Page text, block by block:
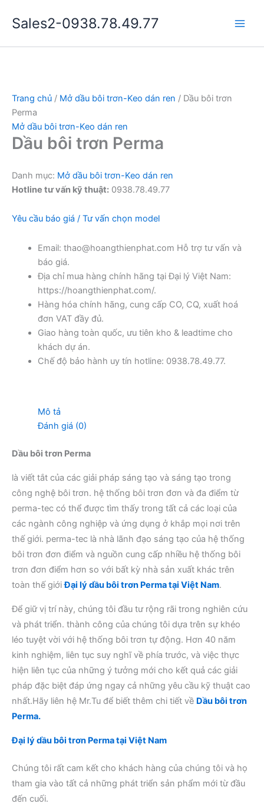
dung
Sales2-0938.78.49.77
Trang chủ / Mở dầu bôi trơn-Keo dán ren / Dầu bôi trơn
Perma
Mở dầu bôi trơn-Keo dán ren
Dầu bôi trơn Perma
Danh mục: Mở dầu bôi trơn-Keo dán ren
Hotline tư vấn kỹ thuật: 0938.78.49.77
Yêu cầu báo giá / Tư vấn chọn model
Email: thao@hoangthienphat.com Hỗ trợ tư vấn và
báo giá.
Địa chỉ mua hàng chính hãng tại Đại lý Việt Nam:
https://hoangthienphat.com/.
Hàng hóa chính hãng, cung cấp CO, CQ, xuất hoá
đơn VAT đầy đủ.
Giao hàng toàn quốc, ưu tiên kho & leadtime cho
khách dự án.
Chế độ bảo hành uy tín hotline: 0938.78.49.77.
Mô tả
Đánh giá (0)
Dầu bôi trơn Perma
là viết tắt của các giải pháp sáng tạo và sáng tạo trong
công nghệ bôi trơn. hệ thống bôi trơn đơn và đa điểm từ
perma-tec có thể được tìm thấy trong tất cả các loại của
các ngành công nghiệp và ứng dụng ở khắp mọi nơi trên
thế giới. perma-tec là nhà lãnh đạo sáng tạo của hệ thống
bôi trơn đơn điểm và nguồn cung cấp nhiều hệ thống bôi
trơn đơn điểm hơn so với bất kỳ nhà sản xuất khác trên
toàn thế giớiĐại lý dầu bôi trơn Perma tại Việt Nam.
Để giữ vị trí này, chúng tôi đầu tư rộng rãi trong nghiên cứu
và phát triển. thành công của chúng tôi dựa trên sự khéo
léo tuyệt vời với hệ thống bôi trơn tự động. Hơn 40 năm
kinh nghiệm, liên tục suy nghĩ về phía trước, và việc thực
hiện liên tục của những ý tưởng mới cho kết quả các giải
pháp đặc biệt đáp ứng ngay cả những yêu cầu kỹ thuật cao
nhất.Hãy liên hệ Mr.Tu để biết thêm chi tiết về Dầu bôi trơn
Perma.
Đại lý dầu bôi trơn Perma tại Việt Nam
Chúng tôi rất cam kết cho khách hàng của chúng tôi và họ
tham gia vào tất cả những phát triển sản phẩm mới từ đầu
đến cuối.